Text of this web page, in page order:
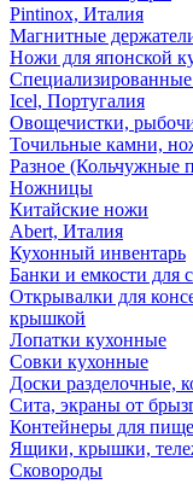
Pintinox, Италия
Магнитные
Ножи для японской
Icel, Португалия
Овощечистки,
Точильные камни,
Разное (Кольчужные
Ножницы
Китайские ножи
Abert, Италия
Кухонный инвентарь
Банки и емкости для
Открывалки для
крышкой
Лопатки кухонные
Совки кухонные
Доски разделочные,
Сита, экраны от
Контейнеры для
Ящики, крышки,
Сковороды